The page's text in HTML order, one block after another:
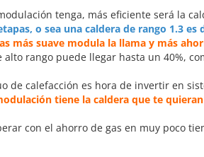
tenga, más eficiente será la
o sea una caldera de rango 1.3
más suave modula la llama y más
rango puede llegar hasta un 40%,
de calefacción es hora de invertir en
tiene la caldera que te
con el ahorro de gas en muy poco